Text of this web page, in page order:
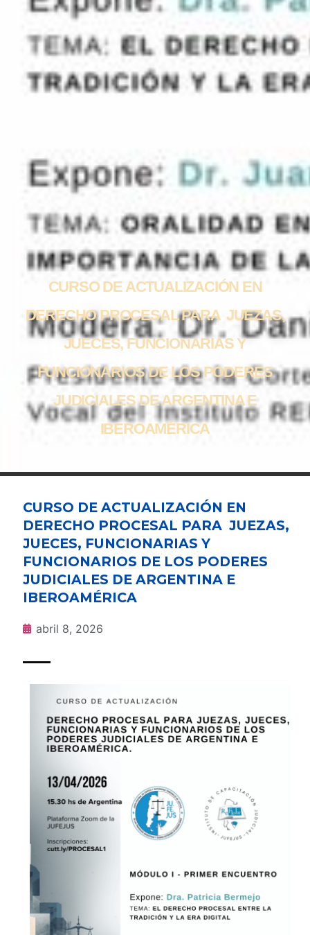
CURSO DE ACTUALIZACIÓN EN
DERECHO PROCESAL PARA ​ JUEZAS,
JUECES, FUNCIONARIAS Y
FUNCIONARIOS DE LOS PODERES
JUDICIALES DE ARGENTINA E
IBEROAMÉRICA
CURSO DE ACTUALIZACIÓN EN
DERECHO PROCESAL PARA ​ JUEZAS,
JUECES, FUNCIONARIAS Y
FUNCIONARIOS DE LOS PODERES
JUDICIALES DE ARGENTINA E
IBEROAMÉRICA
abril 8, 2026